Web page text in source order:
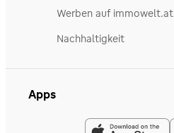
Werben auf immowelt.at
Nachhaltigkeit
Apps